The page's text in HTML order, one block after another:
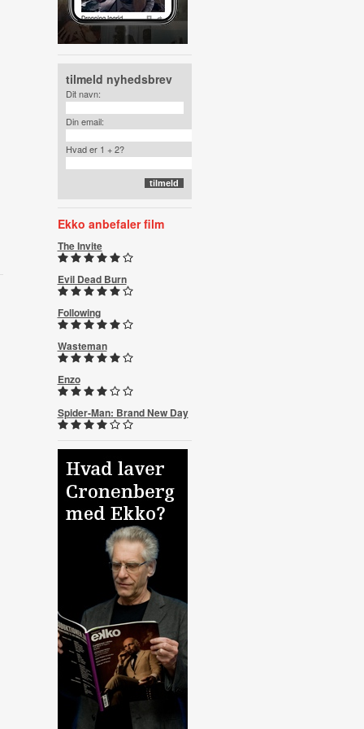
tilmeld nyhedsbrev
Dit navn:
Din email:
Hvad er 1 + 2?
Ekko anbefaler film
The Invite
Evil Dead Burn
Following
Wasteman
Enzo
Spider-Man: Brand New Day